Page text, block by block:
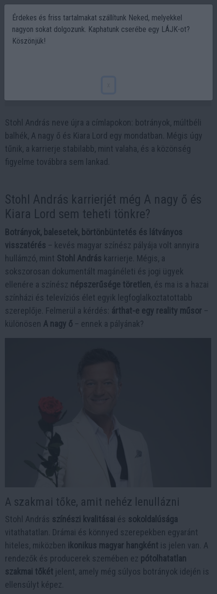
Stohl András neve újra a címlapokon: botrányok, múltbéli
balhék, A nagy ő és Kiara Lord egy mondatban. Mégis úgy
tűnik, a karrierje stabilabb, mint valaha, és a közönség
figyelme továbbra sem lankad.
Stohl András karrierjét még A nagy ő és
Kiara Lord sem teheti tönkre?
Botrányok, balesetek, börtönbüntetés és látványos
visszatérés – kevés magyar színész pályája volt annyira
hullámzó, mint Stohl András karrierje. Mégis, a
sokszorosan dokumentált magánéleti és jogi ügyek
ellenére a színész népszerűsége töretlen, és ma is a hazai
színházi és televíziós élet egyik legfoglalkoztatottabb
szereplője. Felmerül a kérdés: árthat-e egy reality műsor –
különösen A nagy ő – ennek a pályának?
A szakmai tőke, amit nehéz lenullázni
Stohl András színészi kvalitásai és sokoldalúsága
vitathatatlan. Drámai és könnyed szerepekben egyaránt
hiteles, miközben
ikonikus magyar hangként is jelen van. A
rendezők és producerek szemében ez pótolhatatlan
szakmai tőkét jelent, amely még súlyos botrányok idején is
ellensúlyt képez.
Érdekes és friss tartalmakat szállítunk Neked, melyekkel
nagyon sokat dolgozunk. Kaphatunk cserébe egy LÁJK-ot?
Köszönjük!